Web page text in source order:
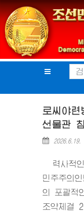
로씨야
선물관
2026.6.19.
력사적
민주주의
의 포괄적
조약체결